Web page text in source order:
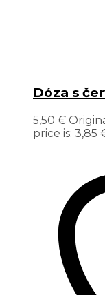
Dóza s
5,50€
price is: 3,85